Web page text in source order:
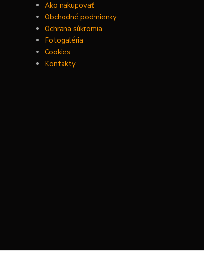
Ako nakupovať
Obchodné podmienky
Ochrana súkromia
Fotogaléria
Cookies
Kontakty